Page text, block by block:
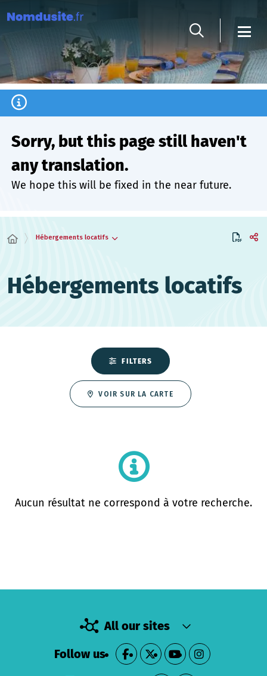
Sorry, but this page still haven't
any translation.
We hope this will be fixed in the near future.
Hébergements locatifs
Hébergements locatifs
FILTERS
VOIR SUR LA CARTE
Aucun résultat ne correspond à votre recherche.
All our sites
Follow us